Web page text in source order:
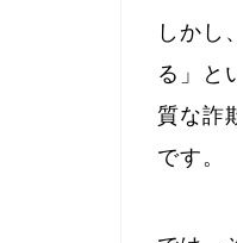
しかし
る」と
質な詐
です。